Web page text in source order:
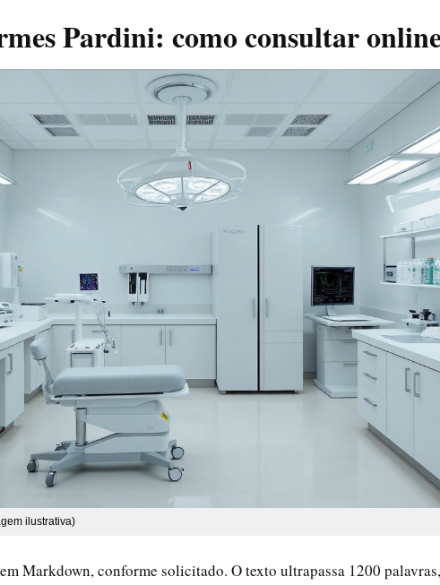
Pardini: como consultar
ilustrativa)
Markdown, conforme solicitado. O texto ultrapassa 1200